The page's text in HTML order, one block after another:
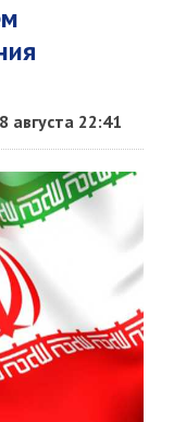
8 августа 22:41